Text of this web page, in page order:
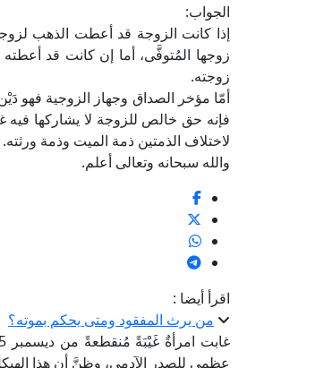
الجواب:
إذا كانت الزوجة قد أعطت الذهب
زوجها المُتوفَّى، أما إن كانت قد
زوجته.
أمّا مؤخر الصداق وجهاز الزوجية فهو
فإنه حق خالص للزوجة لا يشاركها فيه
لاختلاف الذمتين ذمة الميت وذمة ورثته.
والله سبحانه وتعالى أعلم.
اقرأ أيضا :
من يرث المفقود ومتى يحكم بموته؟
عظمي للصدر الآدمي، وظنَّ أن هذا